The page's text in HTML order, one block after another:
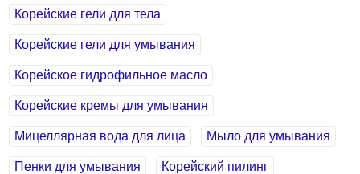
Корейские гели для тела
Корейские гели для умывания
Корейское гидрофильное масло
Корейские кремы для умывания
Мицеллярная вода для лица Мыло для умывания
Пенки для умывания Корейский пилинг